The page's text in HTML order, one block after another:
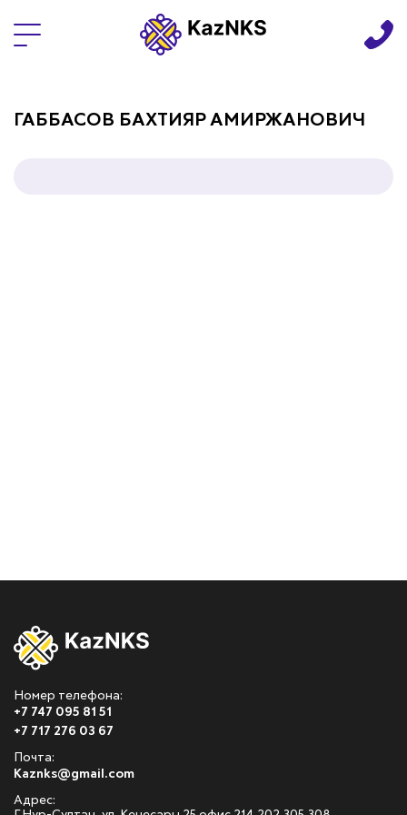
ГАББАСОВ БАХТИЯР АМИРЖАНОВИЧ
Номер телефона:
+7 747 095 81 51
+7 717 276 03 67
Почта:
Kaznks@gmail.com
Адрес: